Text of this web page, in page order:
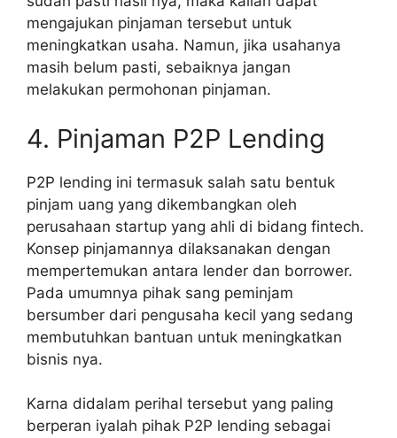
mengajukan pinjaman tersebut untuk
meningkatkan usaha. Namun, jika usahanya
masih belum pasti, sebaiknya jangan
melakukan permohonan pinjaman.
4. Pinjaman P2P Lending
P2P lending ini termasuk salah satu bentuk
pinjam uang yang dikembangkan oleh
perusahaan startup yang ahli di bidang fintech.
Konsep pinjamannya dilaksanakan dengan
mempertemukan antara lender dan borrower.
Pada umumnya pihak sang peminjam
bersumber dari pengusaha kecil yang sedang
membutuhkan bantuan untuk meningkatkan
bisnis nya.
Karna didalam perihal tersebut yang paling
berperan iyalah pihak P2P lending sebagai